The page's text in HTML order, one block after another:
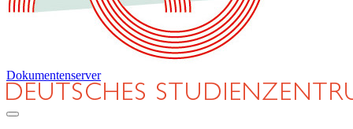
Dokumentenserver